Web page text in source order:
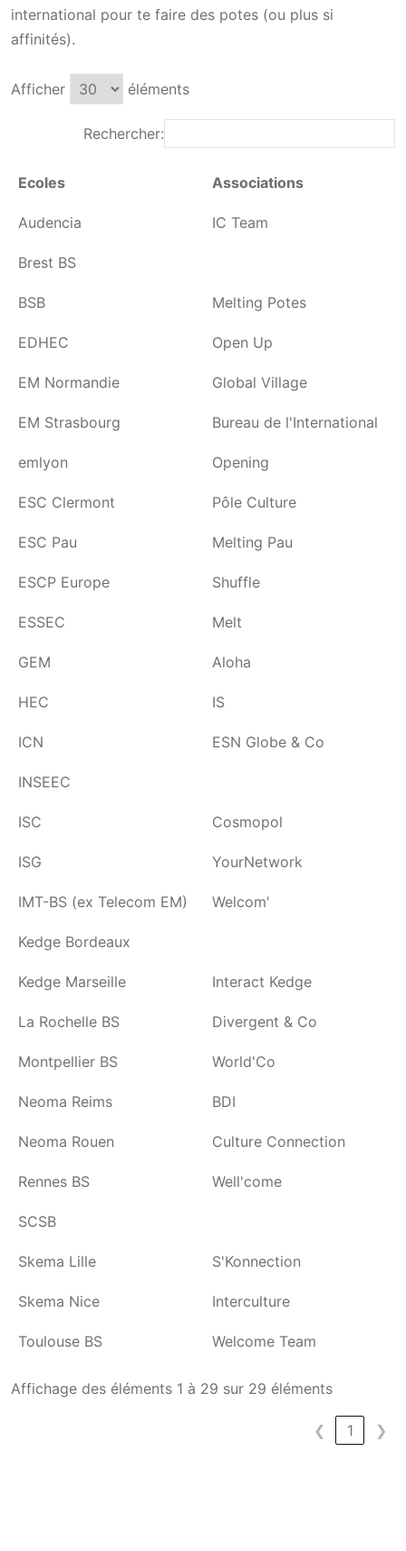
international pour te faire des potes (ou plus si
affinités).
Afficher éléments
Rechercher:
Ecoles Associations
Audencia IC Team
Brest BS
BSB Melting Potes
EDHEC Open Up
EM Normandie Global Village
EM Strasbourg Bureau de l'International
emlyon Opening
ESC Clermont Pôle Culture
ESC Pau Melting Pau
ESCP Europe Shuffle
ESSEC Melt
GEM Aloha
HEC IS
ICN ESN Globe & Co
INSEEC
ISC Cosmopol
ISG YourNetwork
IMT-BS (ex Telecom EM) Welcom'
Kedge Bordeaux
Kedge Marseille Interact Kedge
La Rochelle BS Divergent & Co
Montpellier BS World'Co
Neoma Reims BDI
Neoma Rouen Culture Connection
Rennes BS Well'come
SCSB
Skema Lille S'Konnection
Skema Nice Interculture
Toulouse BS Welcome Team
Affichage des éléments 1 à 29 sur 29 éléments
❮ 1 ❯